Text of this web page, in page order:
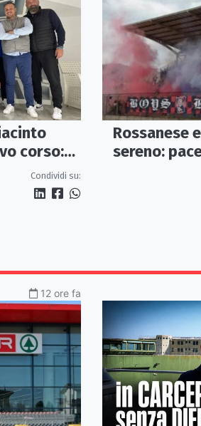
corso:
viva che
Condividi su:
Rossanese
sereno:
12 ore fa